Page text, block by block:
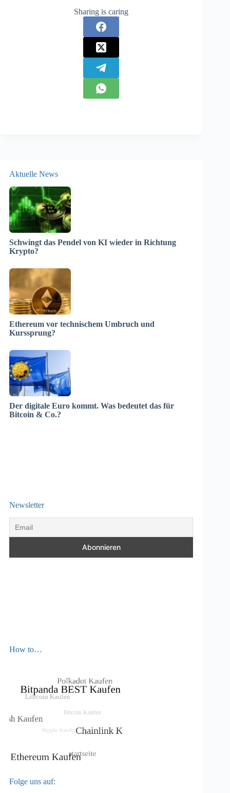
Sharing is caring
Aktuelle News
Schwingt das Pendel von KI wieder in Richtung
Krypto?
Ethereum vor technischem Umbruch und
Kurssprung?
Der digitale Euro kommt. Was bedeutet das für
Bitcoin & Co.?
Newsletter
How to…
Folge uns auf: